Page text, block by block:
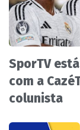
SporTV
com a
colunista